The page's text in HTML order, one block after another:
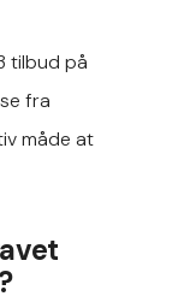
tilbud på
fra
måde at